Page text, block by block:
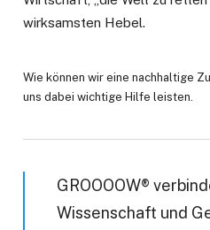
wirksamsten Hebel.
Wie können wir eine nachhaltige
uns dabei wichtige Hilfe leisten.
GROOOOW®
Wissenschaft und